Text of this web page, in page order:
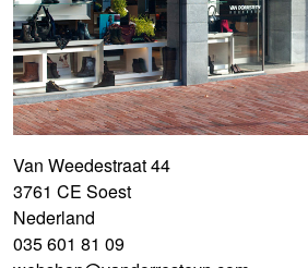
Van Weedestraat 44
3761 CE Soest
Nederland
035 601 81 09